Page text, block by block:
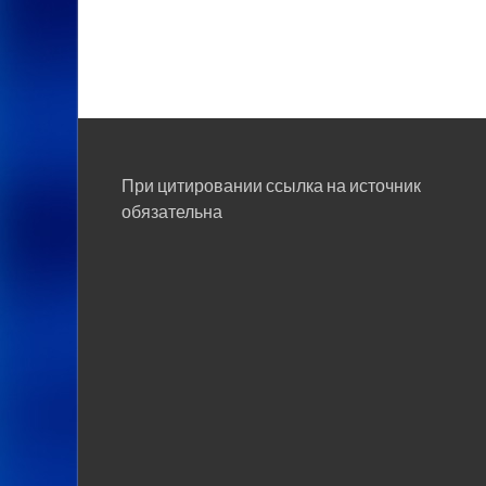
При цитировании ссылка на источник
обязательна